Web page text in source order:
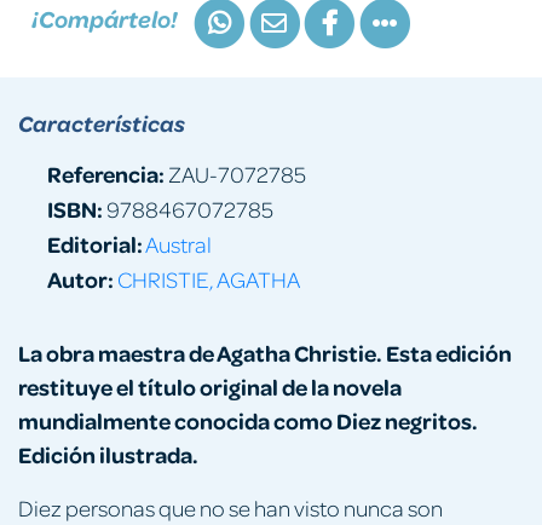
¡Compártelo!
La obra maestra de Agatha Christie. Esta edición
restituye el título original de la novela
mundialmente conocida como Diez negritos.
Edición ilustrada.
Diez personas que no se han visto nunca son
Características
Referencia: ZAU-7072785
ISBN:9788467072785
Editorial:Austral
Autor: CHRISTIE, AGATHA